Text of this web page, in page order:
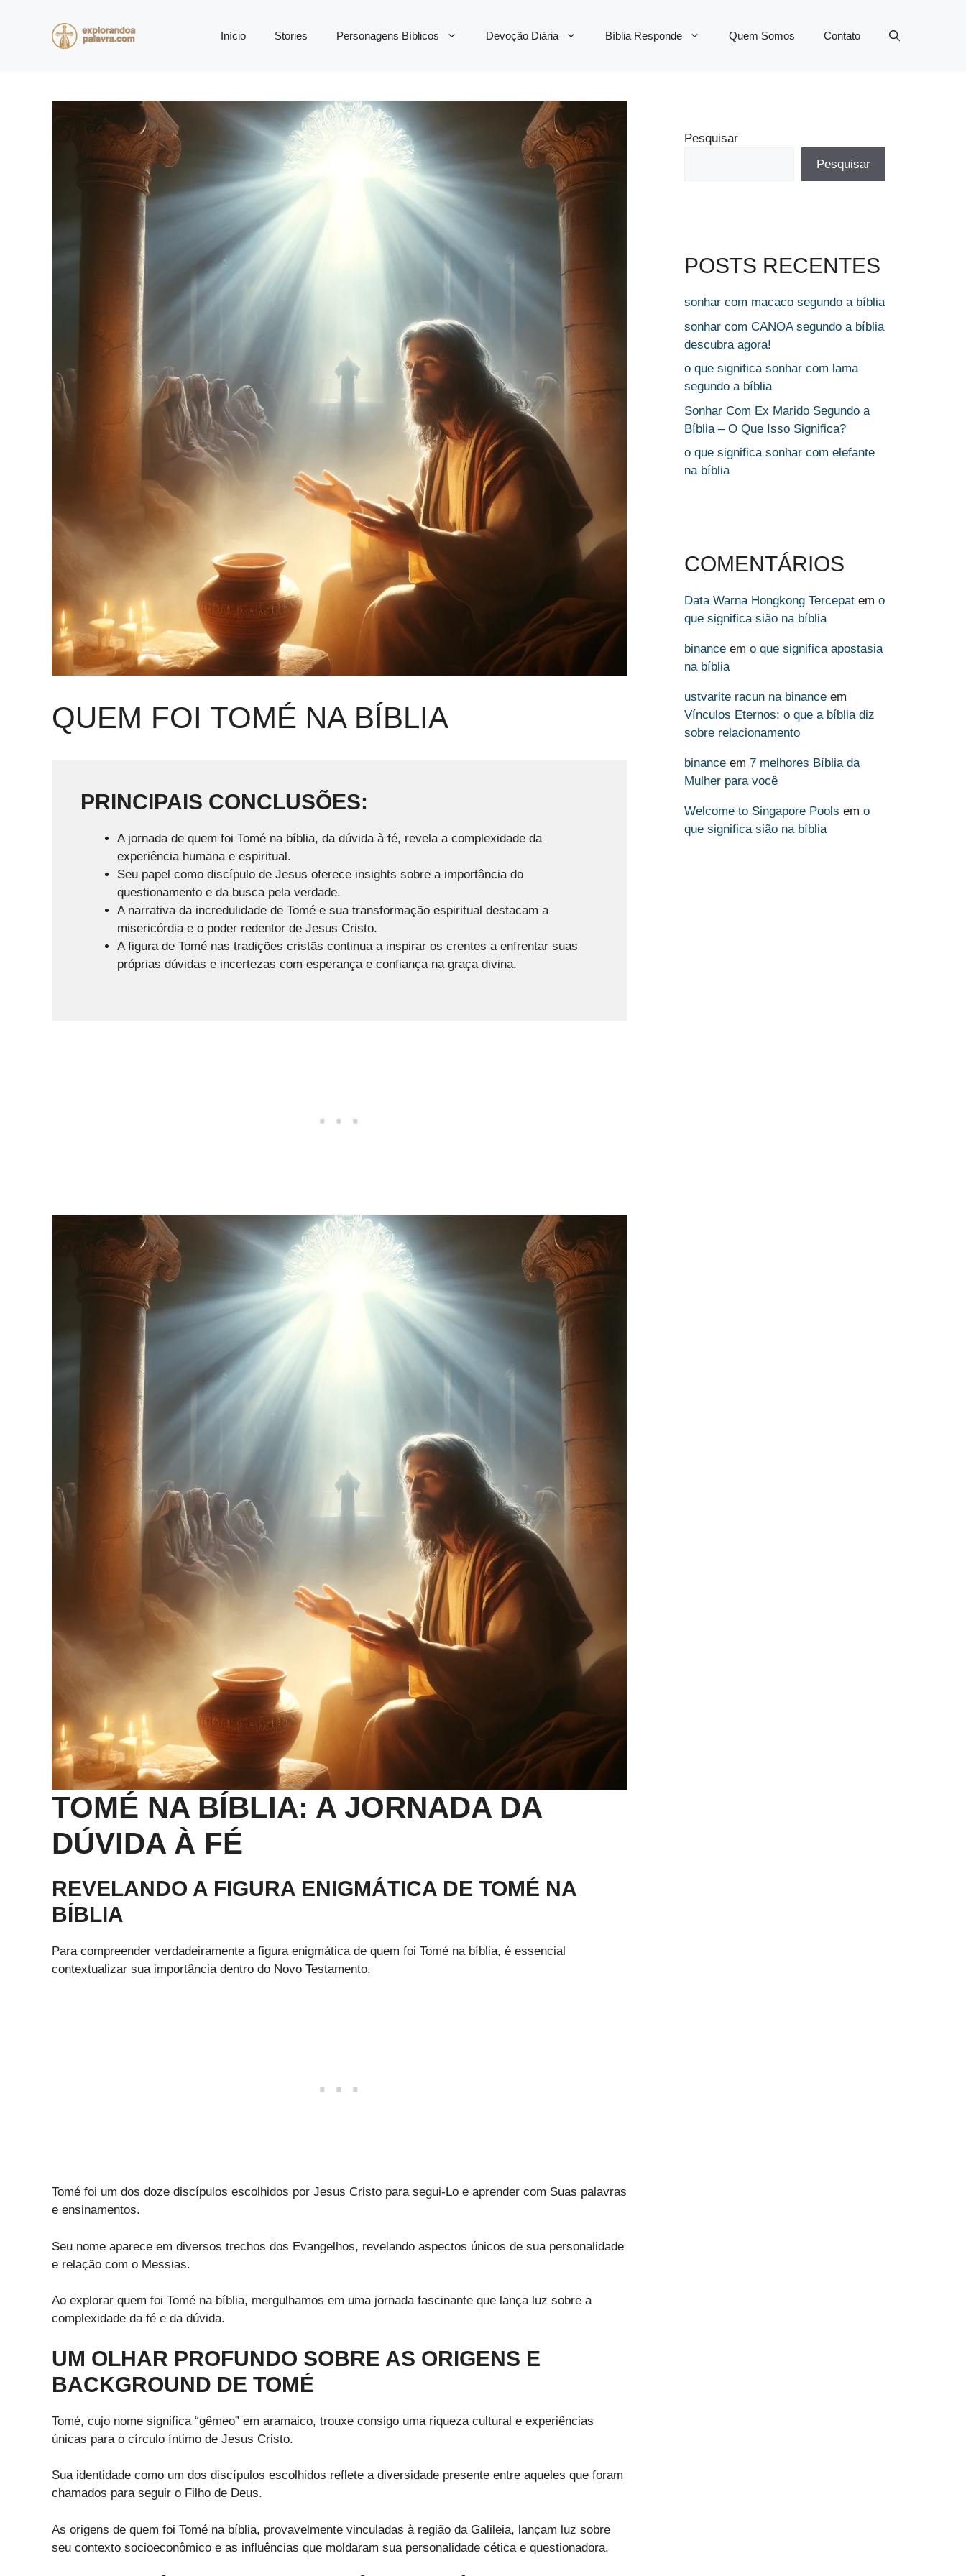
Início Stories Personagens Bíblicos Devoção Diária Bíblia Responde Quem Somos Contato
QUEM FOI TOMÉ NA BÍBLIA
PRINCIPAIS CONCLUSÕES:
A jornada de quem foi Tomé na bíblia, da dúvida à fé, revela a complexidade da
experiência humana e espiritual.
Seu papel como discípulo de Jesus oferece insights sobre a importância do
questionamento e da busca pela verdade.
A narrativa da incredulidade de Tomé e sua transformação espiritual destacam a
misericórdia e o poder redentor de Jesus Cristo.
A figura de Tomé nas tradições cristãs continua a inspirar os crentes a enfrentar suas
próprias dúvidas e incertezas com esperança e confiança na graça divina.
TOMÉ NA BÍBLIA: A JORNADA DA
DÚVIDA À FÉ
REVELANDO A FIGURA ENIGMÁTICA DE TOMÉ NA
BÍBLIA
Para compreender verdadeiramente a figura enigmática de quem foi Tomé na bíblia, é essencial
contextualizar sua importância dentro do Novo Testamento.
Tomé foi um dos doze discípulos escolhidos por Jesus Cristo para segui-Lo e aprender com Suas palavras
e ensinamentos.
Seu nome aparece em diversos trechos dos Evangelhos, revelando aspectos únicos de sua personalidade
e relação com o Messias.
Ao explorar quem foi Tomé na bíblia, mergulhamos em uma jornada fascinante que lança luz sobre a
complexidade da fé e da dúvida.
UM OLHAR PROFUNDO SOBRE AS ORIGENS E
BACKGROUND DE TOMÉ
Tomé, cujo nome significa “gêmeo” em aramaico, trouxe consigo uma riqueza cultural e experiências
únicas para o círculo íntimo de Jesus Cristo.
Sua identidade como um dos discípulos escolhidos reflete a diversidade presente entre aqueles que foram
chamados para seguir o Filho de Deus.
As origens de quem foi Tomé na bíblia, provavelmente vinculadas à região da Galileia, lançam luz sobre
seu contexto socioeconômico e as influências que moldaram sua personalidade cética e questionadora.
Pesquisar
Pesquisar
POSTS RECENTES
sonhar com macaco segundo a bíblia
sonhar com CANOA segundo a bíblia
descubra agora!
o que significa sonhar com lama
segundo a bíblia
Sonhar Com Ex Marido Segundo a
Bíblia – O Que Isso Significa?
o que significa sonhar com elefante
na bíblia
COMENTÁRIOS
Data Warna Hongkong Tercepat em o
que significa sião na bíblia
binance em o que significa apostasia
na bíblia
ustvarite racun na binance em
Vínculos Eternos: o que a bíblia diz
sobre relacionamento
binance em 7 melhores Bíblia da
Mulher para você
Welcome to Singapore Pools em o
que significa sião na bíblia